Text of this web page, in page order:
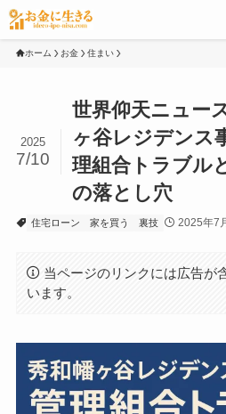
ホーム お金 住まい
世界仰天ニュー
ヶ谷レジデンス
理組合トラブル
の落とし穴
2025
7/10
住宅ローン 家を買う 裏技 2025年7
当ページのリンクには広告が
います。